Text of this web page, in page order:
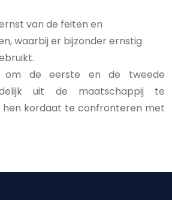
van de feiten en
waarbij er bijzonder ernstig
om de eerste en de tweede
uit de maatschappij te
hen kordaat te confronteren met